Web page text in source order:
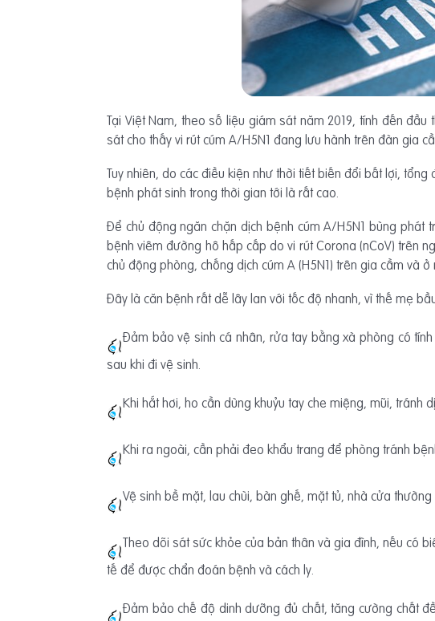
Tại Việt Nam, theo số liệu giám sát năm 2019, tính đến
sát cho thấy vi rút cúm A/H5N1 đang lưu hành trên đàn gia
Tuy nhiên, do các điều kiện như thời tiết biến đổi bất lợi,
bệnh phát sinh trong thời gian tới là rất cao.
Để chủ động ngăn chặn dịch bệnh cúm A/H5N1 bùng
bệnh viêm đường hô hấp cấp do vi rút Corona (nCoV) trên
chủ động phòng, chống dịch cúm A (H5N1) trên gia cầm và ở
Đây là căn bệnh rất dễ lây lan với tốc độ nhanh, vì thế mẹ
Đảm bảo vệ sinh cá nhân, rửa tay bằng xà phòng có
sau khi đi vệ sinh.
Khi hắt hơi, ho cần dùng khuỷu tay che miệng, mũi, tránh
Khi ra ngoài, cần phải đeo khẩu trang để phòng tránh
Vệ sinh bề mặt, lau chùi, bàn ghế, mặt tủ, nhà cửa
Theo dõi sát sức khỏe của bản thân và gia đình, nếu có
tế để được chẩn đoán bệnh và cách ly.
Đảm bảo chế độ dinh dưỡng đủ chất, tăng cường chất